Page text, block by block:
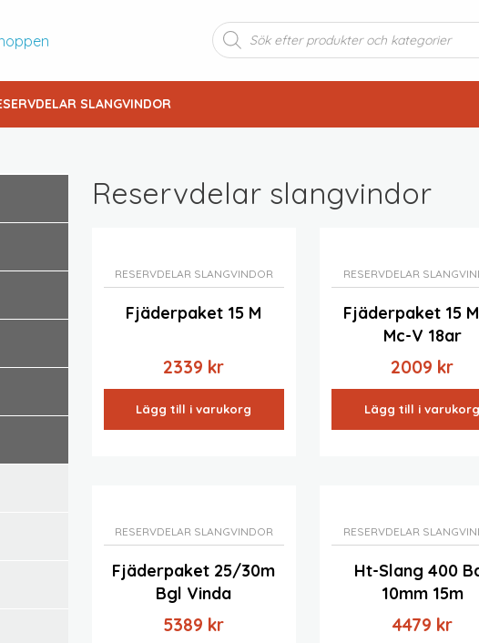
Produktsökning
SLANGVINDOR
Reservdelar slangvindor
RESERVDELAR SLANGVINDOR
Fjäderpaket 15 M
2339 kr
Lägg till i varukorg
RESERVDELAR
Fjäderpaket 15
Mc-V 18ar
2009 kr
Lägg till i varukorg
RESERVDELAR SLANGVINDOR
Fjäderpaket 25/30m
Bgl Vinda
5389 kr
RESERVDELAR
Ht-Slang 400
10mm 15m
4479 kr